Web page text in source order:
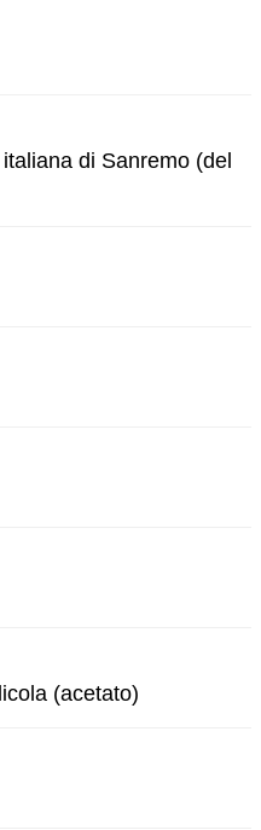
di Sanremo (del
(acetato)